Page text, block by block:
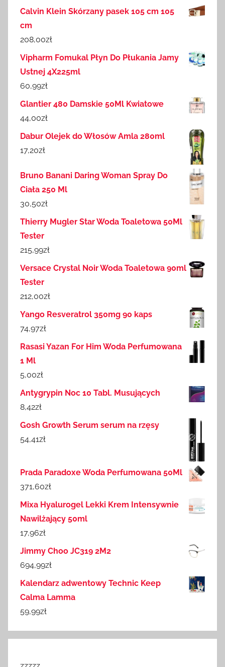
Calvin Klein Skórzany pasek 105 cm 105
cm
208,00zł
Vipharm Fomukal Płyn Do Płukania Jamy
Ustnej 4X225ml
60,99zł
Glantier 480 Damskie 50Ml Kwiatowe
44,00zł
Dabur Olejek do Włosów Amla 280ml
17,20zł
Bruno Banani Daring Woman Spray Do
Ciała 250 Ml
30,50zł
Thierry Mugler Star Woda Toaletowa 50Ml
Tester
215,99zł
Versace Crystal Noir Woda Toaletowa 90ml
Tester
212,00zł
Yango Resveratrol 350mg 90 kaps
74,97zł
Rasasi Yazan For Him Woda Perfumowana
1 Ml
5,00zł
Antygrypin Noc 10 Tabl. Musujących
8,42zł
Gosh Growth Serum serum na rzęsy
54,41zł
Prada Paradoxe Woda Perfumowana 50Ml
371,60zł
Mixa Hyalurogel Lekki Krem Intensywnie
Nawilżający 50ml
17,96zł
Jimmy Choo JC319 2M2
694,99zł
Kalendarz adwentowy Technic Keep
Calma Lamma
59,99zł